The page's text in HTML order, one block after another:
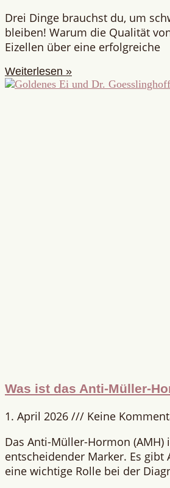
Drei Dinge brauchst du, um
bleiben! Warum die Qualität
Eizellen über eine erfolgreiche
Weiterlesen »
Was ist das Anti-Müller-
1. April 2026
Keine
Das Anti-Müller-Hormon
entscheidender Marker. Es
eine wichtige Rolle bei der